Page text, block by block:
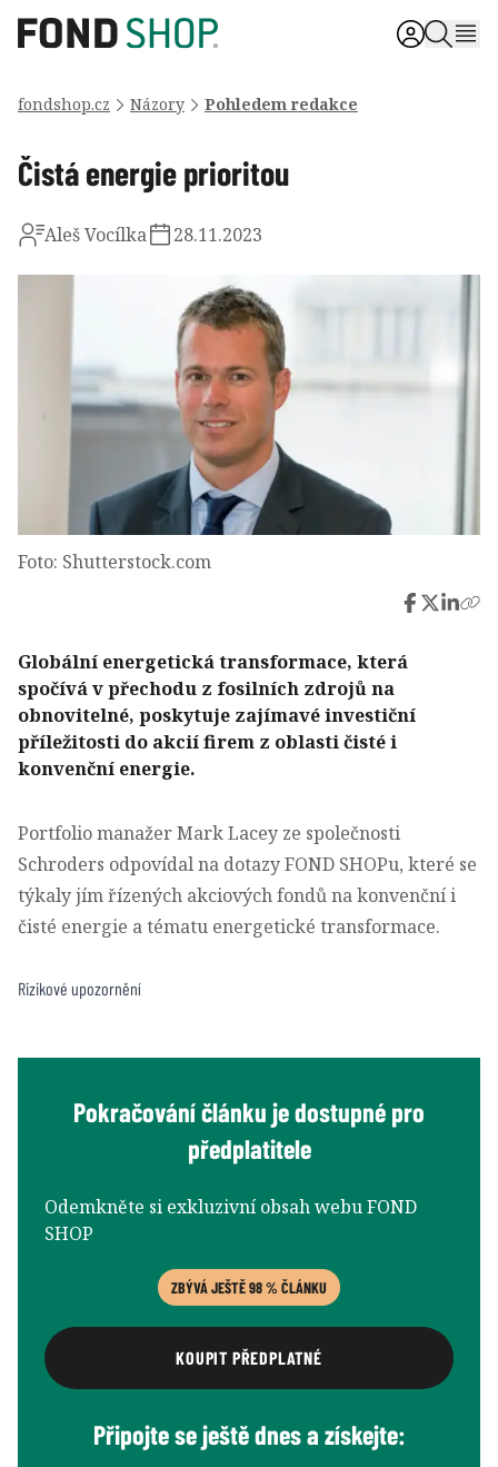
fondshop.cz Názory Pohledem redakce
Čistá energie prioritou
Aleš Vocílka 28.11.2023
Foto: Shutterstock.com
Globální energetická transformace, která
spočívá v přechodu z fosilních zdrojů na
obnovitelné, poskytuje zajímavé investiční
příležitosti do akcií firem z oblasti čisté i
konvenční energie.
Portfolio manažer Mark Lacey ze společnosti
Schroders odpovídal na dotazy FOND SHOPu, které se
týkaly jím řízených akciových fondů na konvenční i
čisté energie a tématu energetické transformace.
Rizikové upozornění
Pokračování článku je dostupné pro
předplatitele
Odemkněte si exkluzivní obsah webu FOND
SHOP
ZBÝVÁ JEŠTĚ 98 % ČLÁNKU
KOUPIT PŘEDPLATNÉ
Připojte se ještě dnes a získejte: